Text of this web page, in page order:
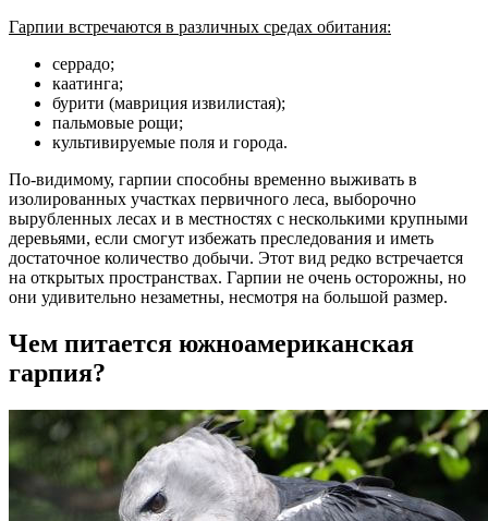
Гарпии встречаются в различных средах обитания:
серрадо;
каатинга;
бурити (мавриция извилистая);
пальмовые рощи;
культивируемые поля и города.
По-видимому, гарпии способны временно выживать в
изолированных участках первичного леса, выборочно
вырубленных лесах и в местностях с несколькими крупными
деревьями, если смогут избежать преследования и иметь
достаточное количество добычи. Этот вид редко встречается
на открытых пространствах. Гарпии не очень осторожны, но
они удивительно незаметны, несмотря на большой размер.
Чем питается южноамериканская
гарпия?